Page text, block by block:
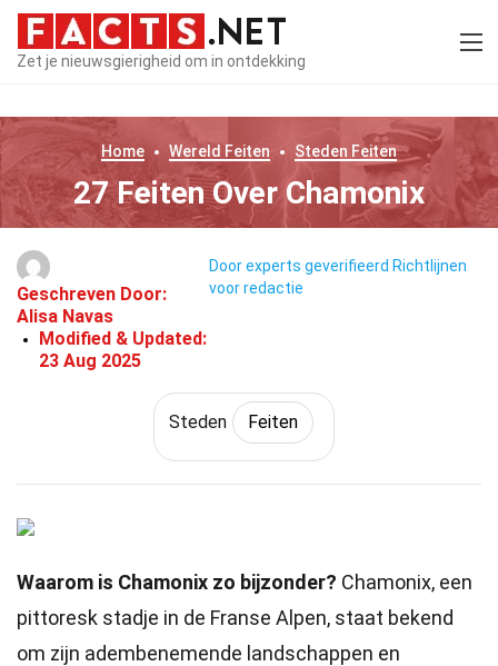
Zet je nieuwsgierigheid om in ontdekking
Home Wereld Feiten Steden Feiten
27 Feiten Over Chamonix
Geschreven Door:
Alisa Navas
Modified & Updated:
23 Aug 2025
Door experts geverifieerd Richtlijnen
voor redactie
Steden Feiten
Waarom is Chamonix zo bijzonder? Chamonix, een
pittoresk stadje in de Franse Alpen, staat bekend
om zijn adembenemende landschappen en